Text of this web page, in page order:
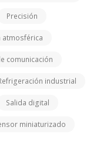
Precisión
atmosférica
comunicación
industrial
Salida digital
miniaturizado